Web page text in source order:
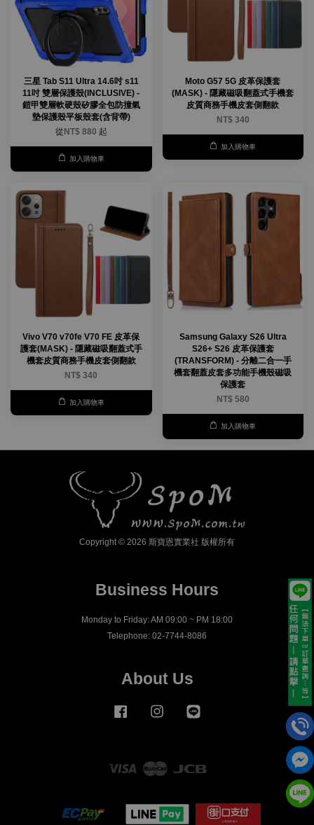
三星 Tab S11 Ultra 14.6吋 s11
11吋 雙層保護殼(INCLUSIVE) -
鎧甲雙層軟硬殼矽膠全包防撞氣
墊保護殼平板殼套(含背帶)
從 NT$ 880 起
加入購物車
Moto G57 5G 皮革保護套
(MASK) - 隱藏磁吸翻蓋式手機套
皮質商務手機皮套側翻款
NT$ 340
加入購物車
Vivo V70 v70fe V70 FE 皮革保
護套(MASK) - 隱藏磁吸翻蓋式手
機套皮質商務手機皮套側翻款
NT$ 340
加入購物車
Samsung Galaxy S26 Ultra
S26+ S26 皮革保護套
(TRANSFORM) - 分離二合一手
機套翻蓋皮套多功能手機殼磁吸
保護套
NT$ 580
加入購物車
Copyright © 2026 斯寶恩實業社 版權所有
Business Hours
Monday to Friday: AM 09:00 ~ PM 18:00
Telephone: 02-7744-8086
About Us
Facebook Instagram
Visa Master